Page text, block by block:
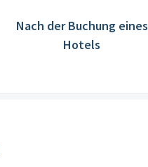
Nach der Buchung eines
Hotels